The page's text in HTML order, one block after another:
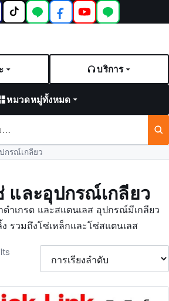
บริการ
หมวดหมู่ทั้งหมด
กรณ์เกลียว
และอุปกรณ์เกลียว
ำเกรด และสแตนเลส อุปกรณ์มีเกลียว
ง รวมถึงโซ่เหล็กและโซ่สแตนเลส